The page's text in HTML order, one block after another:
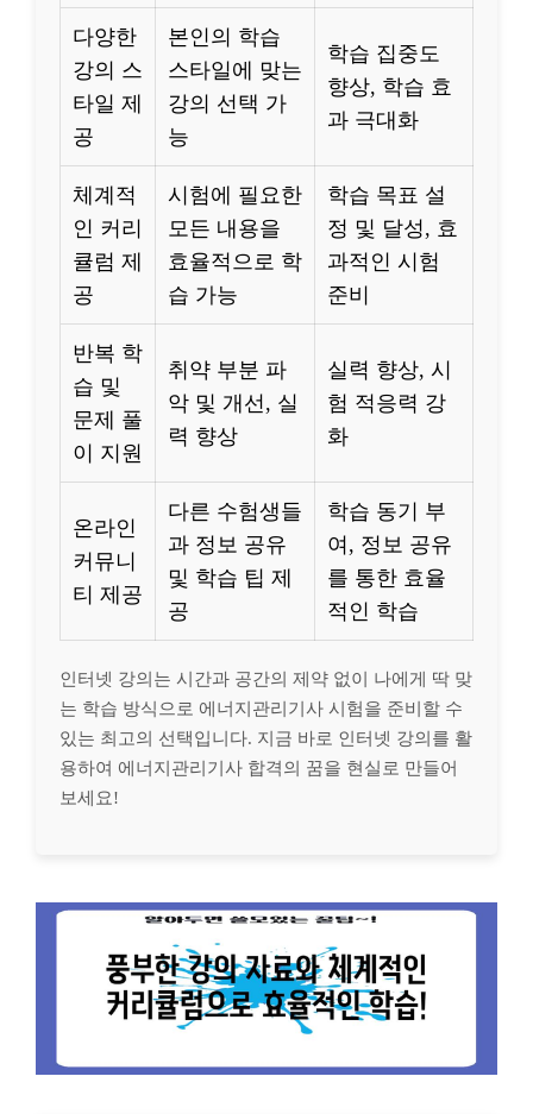
다양한
강의 스
타일 제
공
본인의 학습
스타일에 맞는
강의 선택 가
능
학습 집중도
향상, 학습 효
과 극대화
체계적
인 커리
큘럼 제
공
시험에 필요한
모든 내용을
효율적으로 학
습 가능
학습 목표 설
정 및 달성, 효
과적인 시험
준비
반복 학
습 및
문제 풀
이 지원
취약 부분 파
악 및 개선, 실
력 향상
실력 향상, 시
험 적응력 강
화
온라인
커뮤니
티 제공
다른 수험생들
과 정보 공유
및 학습 팁 제
공
학습 동기 부
여, 정보 공유
를 통한 효율
적인 학습
인터넷 강의는 시간과 공간의 제약 없이 나에게 딱 맞
는 학습 방식으로 에너지관리기사 시험을 준비할 수
있는 최고의 선택입니다. 지금 바로 인터넷 강의를 활
용하여 에너지관리기사 합격의 꿈을 현실로 만들어
보세요!